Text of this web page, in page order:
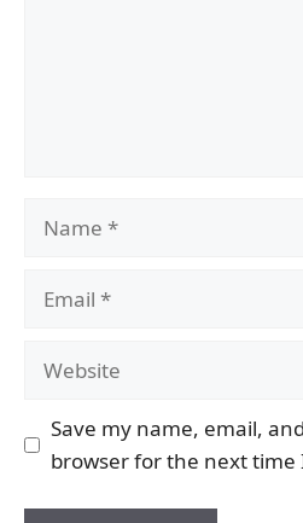
Save my name, email,
browser for the next time